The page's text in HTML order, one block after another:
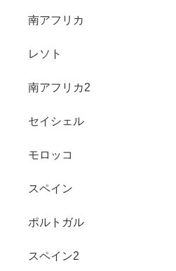
南アフリカ
レソト
南アフリカ2
セイシェル
モロッコ
スペイン
ポルトガル
スペイン2